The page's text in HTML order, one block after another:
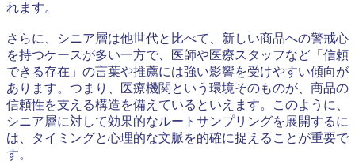
れます。
さらに、シニア層は他世代と比べて、新しい商品への警戒心
を持つケースが多い一方で、医師や医療スタッフなど「信頼
できる存在」の言葉や推薦には強い影響を受けやすい傾向が
あります。つまり、医療機関という環境そのものが、商品の
信頼性を支える構造を備えているといえます。このように、
シニア層に対して効果的なルートサンプリングを展開するに
は、タイミングと心理的な文脈を的確に捉えることが重要で
す。